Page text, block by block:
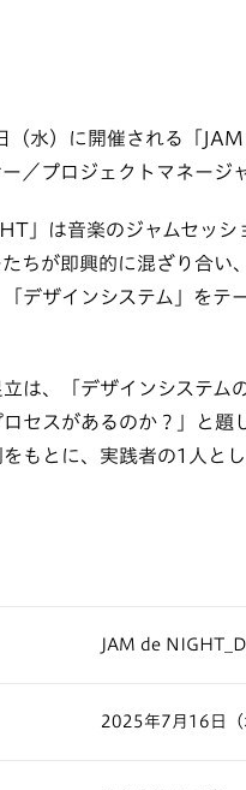
（水）に開催される「
／プロジェクトマネージ
」は音楽のジャムセッ
ちが即興的に混ざり合い
「デザインシステム」を
は、「デザインシステム
ロセスがあるのか？」と
もとに、実践者の1人と
JAM de
2025年7月16日